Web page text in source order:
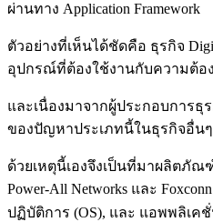
ผ่านทาง Application Framework
ตัวอย่างที่เห็นได้ชัดคือ ธุรกิจ
อุปกรณ์ที่ต้องใช้งานกับความต้อ
และเนื่องมาจากผู้ประกอบการ
ของปัญหาประเภทนี้ในธุรกิจอื่นๆ
ด้วยเหตุนี้เองจึงเป็นที่มาผลิตภัณฑ์
Power-All Networks และ
ปฏิบัติการ (OS), และ แอพพลิเค